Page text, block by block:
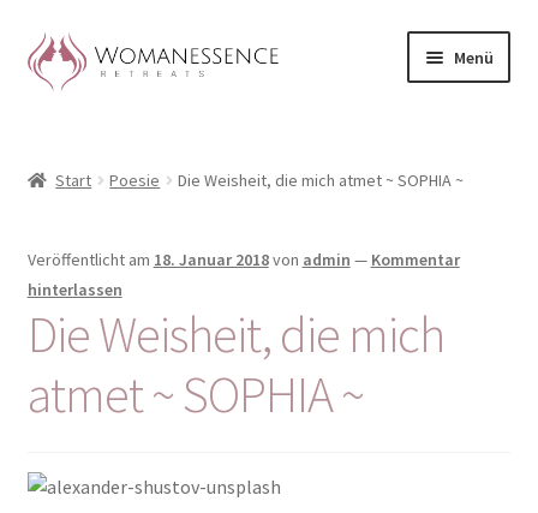
Zur
Navigation
Zum
Inhalt
Menü
Blog
Shop / Retreats im Allgäu
CLAUDIA TAVERNA
Woman-Circle
Start Poesie Die Weisheit, die mich atmet ~ SOPHIA ~
Veröffentlicht am 18. Januar 2018von admin — Kommentar
hinterlassen
Die Weisheit, die mich
atmet ~ SOPHIA ~